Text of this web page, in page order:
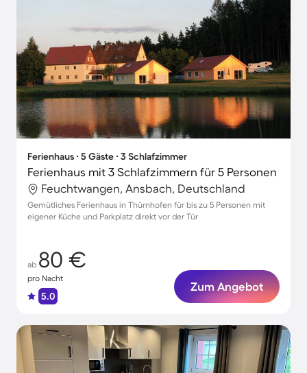
Ferienhaus ∙ 5 Gäste ∙ 3 Schlafzimmer
Ferienhaus mit 3 Schlafzimmern für 5 Personen
Feuchtwangen, Ansbach, Deutschland
Gemütliches Ferienhaus in Thürnhofen für bis zu 5 Personen mit
eigener Küche und Parkplatz direkt vor der Tür
ab 80 €
pro Nacht
5.0
Zum Angebot